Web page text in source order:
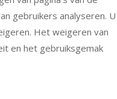
gebruikers analyseren. U
Het weigeren van
en het gebruiksgemak